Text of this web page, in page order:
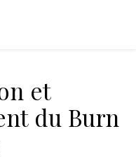
et
du Burn